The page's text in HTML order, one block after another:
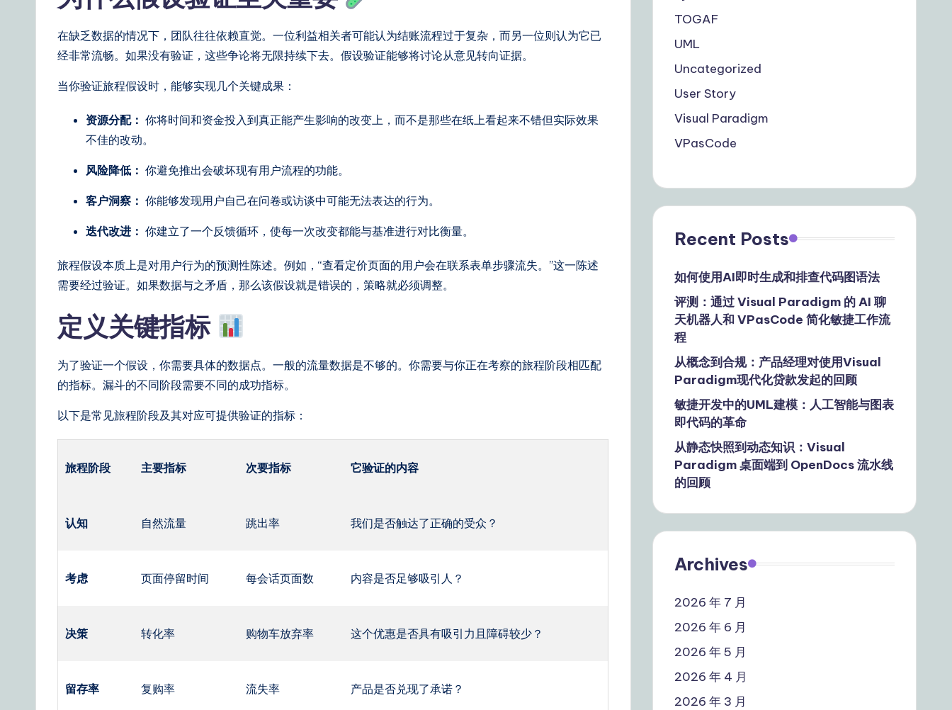
G
ui
A
在缺乏数据的情况下，团队往往依赖直觉。一位利益相关者可能认为结账流程过于复杂，而另一位则认为它已
经非常流畅。如果没有验证，这些争论将无限持续下去。假设验证能够将讨论从意见转向证据。
当你验证旅程假设时，能够实现几个关键成果：
资源分配： 你将时间和资金投入到真正能产生影响的改变上，而不是那些在纸上看起来不错但实际效果
不佳的改动。
风险降低： 你避免推出会破坏现有用户流程的功能。
客户洞察： 你能够发现用户自己在问卷或访谈中可能无法表达的行为。
迭代改进： 你建立了一个反馈循环，使每一次改变都能与基准进行对比衡量。
旅程假设本质上是对用户行为的预测性陈述。例如，“查看定价页面的用户会在联系表单步骤流失。”这一陈述
需要经过验证。如果数据与之矛盾，那么该假设就是错误的，策略就必须调整。
定义关键指标
为了验证一个假设，你需要具体的数据点。一般的流量数据是不够的。你需要与你正在考察的旅程阶段相匹配
的指标。漏斗的不同阶段需要不同的成功指标。
以下是常见旅程阶段及其对应可提供验证的指标：
旅程阶段 主要指标 次要指标 它验证的内容
认知 自然流量 跳出率 我们是否触达了正确的受众？
考虑 页面停留时间 每会话页面数 内容是否足够吸引人？
决策 转化率 购物车放弃率 这个优惠是否具有吸引力且障碍较少？
留存率 复购率 流失率 产品是否兑现了承诺？
TOGAF
UML
Uncategorized
User Story
Visual Paradigm
VPasCode
Recent Posts
如何使用AI即时生成和排查代码图语法
评测：通过 Visual Paradigm 的 AI 聊
天机器人和 VPasCode 简化敏捷工作流
程
从概念到合规：产品经理对使用Visual
Paradigm现代化贷款发起的回顾
敏捷开发中的UML建模：人工智能与图表
即代码的革命
从静态快照到动态知识：Visual
Paradigm 桌面端到 OpenDocs 流水线
的回顾
Archives
2026 年 7 月
2026 年 6 月
2026 年 5 月
2026 年 4 月
2026 年 3 月